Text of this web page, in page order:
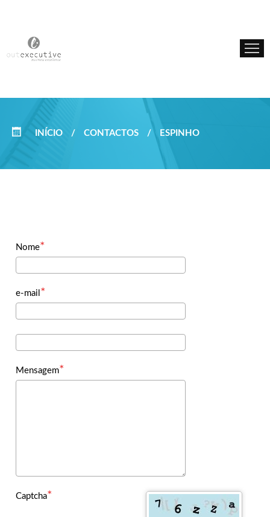
SERVIÇOS
INÍCIO / CONTACTOS / ESPINHO
Nome
e-mail
Mensagem
Captcha